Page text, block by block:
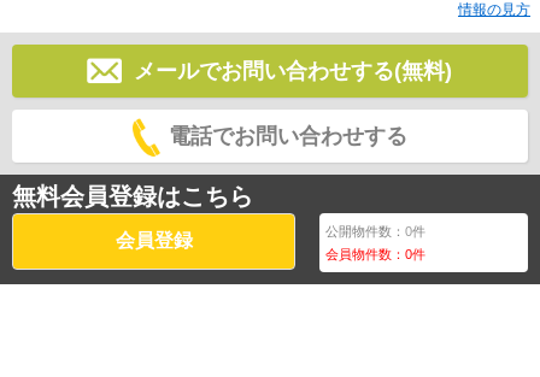
情報の見方
メールでお問い合わせする(無料)
電話でお問い合わせする
無料会員登録はこちら
会員登録 公開物件数：0件
会員物件数：0件